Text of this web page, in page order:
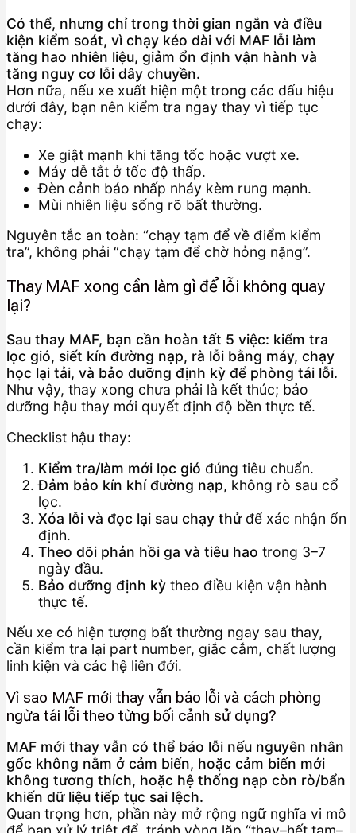
Có thể, nhưng chỉ trong thời gian ngắn và điều
kiện kiểm soát, vì chạy kéo dài với MAF lỗi làm
tăng hao nhiên liệu, giảm ổn định vận hành và
tăng nguy cơ lỗi dây chuyền.
Hơn nữa, nếu xe xuất hiện một trong các dấu hiệu
dưới đây, bạn nên kiểm tra ngay thay vì tiếp tục
chạy:
Xe giật mạnh khi tăng tốc hoặc vượt xe.
Máy dễ tắt ở tốc độ thấp.
Đèn cảnh báo nhấp nháy kèm rung mạnh.
Mùi nhiên liệu sống rõ bất thường.
Nguyên tắc an toàn: “chạy tạm để về điểm kiểm
tra”, không phải “chạy tạm để chờ hỏng nặng”.
Thay MAF xong cần làm gì để lỗi không quay
lại?
Sau thay MAF, bạn cần hoàn tất 5 việc: kiểm tra
lọc gió, siết kín đường nạp, rà lỗi bằng máy, chạy
học lại tải, và bảo dưỡng định kỳ để phòng tái lỗi.
Như vậy, thay xong chưa phải là kết thúc; bảo
dưỡng hậu thay mới quyết định độ bền thực tế.
Checklist hậu thay:
Kiểm tra/làm mới lọc gió đúng tiêu chuẩn.
Đảm bảo kín khí đường nạp, không rò sau cổ
lọc.
Xóa lỗi và đọc lại sau chạy thửđể xác nhận ổn
định.
Theo dõi phản hồi ga và tiêu hao trong 3–7
ngày đầu.
Bảo dưỡng định kỳ theo điều kiện vận hành
thực tế.
Nếu xe có hiện tượng bất thường ngay sau thay,
cần kiểm tra lại part number, giắc cắm, chất lượng
linh kiện và các hệ liên đới.
Vì sao MAF mới thay vẫn báo lỗi và cách phòng
ngừa tái lỗi theo từng bối cảnh sử dụng?
MAF mới thay vẫn có thể báo lỗi nếu nguyên nhân
gốc không nằm ở cảm biến, hoặc cảm biến mới
không tương thích, hoặc hệ thống nạp còn rò/bẩn
khiến dữ liệu tiếp tục sai lệch.
Quan trọng hơn, phần này mở rộng ngữ nghĩa vi mô